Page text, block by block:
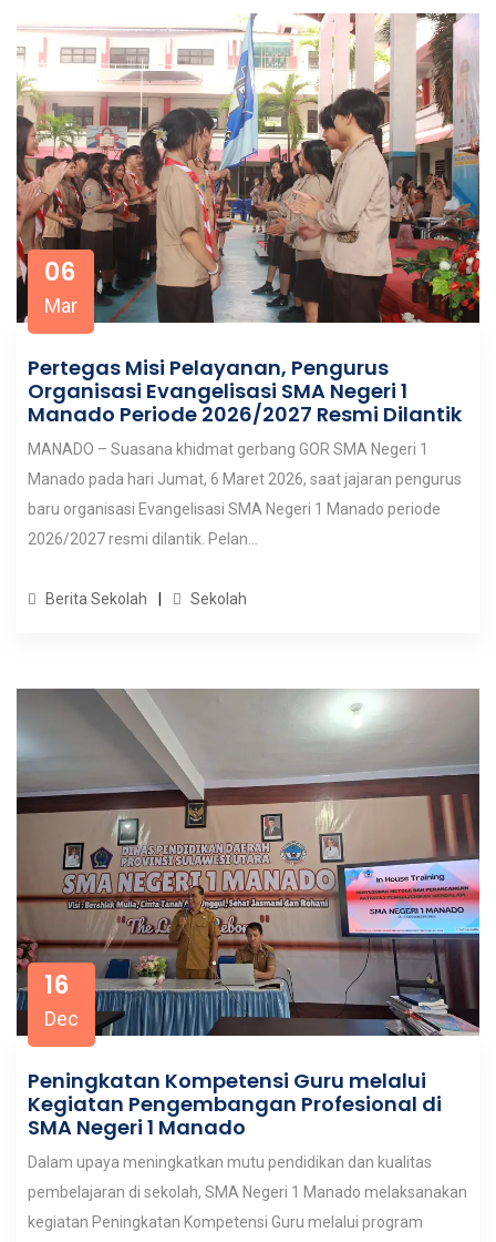
06
Mar
Pertegas Misi Pelayanan, Pengurus
Organisasi Evangelisasi SMA Negeri 1
Manado Periode 2026/2027 Resmi Dilantik
MANADO – Suasana khidmat gerbang GOR SMA Negeri 1
Manado pada hari Jumat, 6 Maret 2026, saat jajaran pengurus
baru organisasi Evangelisasi SMA Negeri 1 Manado periode
2026/2027 resmi dilantik. Pelan...
Berita Sekolah Sekolah
16
Dec
Peningkatan Kompetensi Guru melalui
Kegiatan Pengembangan Profesional di
SMA Negeri 1 Manado
Dalam upaya meningkatkan mutu pendidikan dan kualitas
pembelajaran di sekolah, SMA Negeri 1 Manado melaksanakan
kegiatan Peningkatan Kompetensi Guru melalui program